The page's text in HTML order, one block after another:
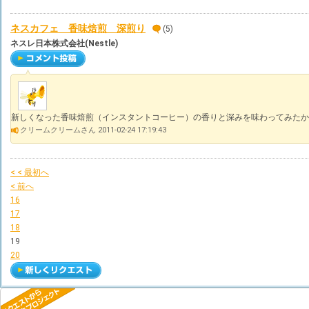
ネスカフェ 香味焙煎 深煎り
(5)
ネスレ日本株式会社(Nestle)
新しくなった香味焙煎（インスタントコーヒー）の香りと深みを味わってみた
クリームクリームさん 2011-02-24 17:19:43
< < 最初へ
< 前へ
16
17
18
19
20